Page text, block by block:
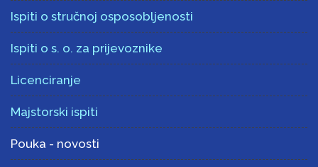
Ispiti o stručnoj osposobljenosti
Ispiti o s. o. za prijevoznike
Licenciranje
Majstorski ispiti
Pouka - novosti